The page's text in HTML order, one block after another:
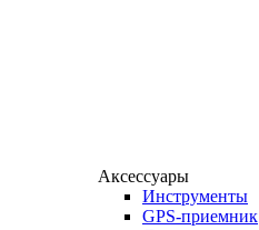
Аксессуары
Инструменты
GPS-приемник